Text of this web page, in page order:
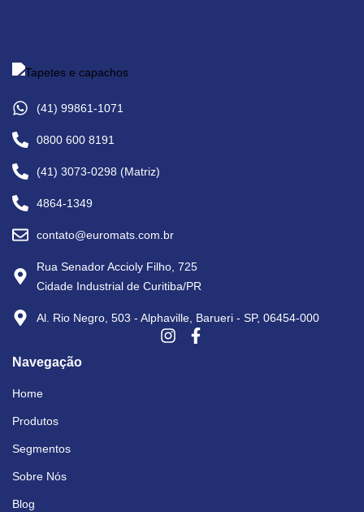
(41) 99861-1071
0800 600 8191
(41) 3073-0298 (Matriz)
4864-1349
contato@euromats.com.br
Rua Senador Accioly Filho, 725
Cidade Industrial de Curitiba/PR
Al. Rio Negro, 503 - Alphaville, Barueri - SP, 06454-000
Navegação
Home
Produtos
Segmentos
Sobre Nós
Blog